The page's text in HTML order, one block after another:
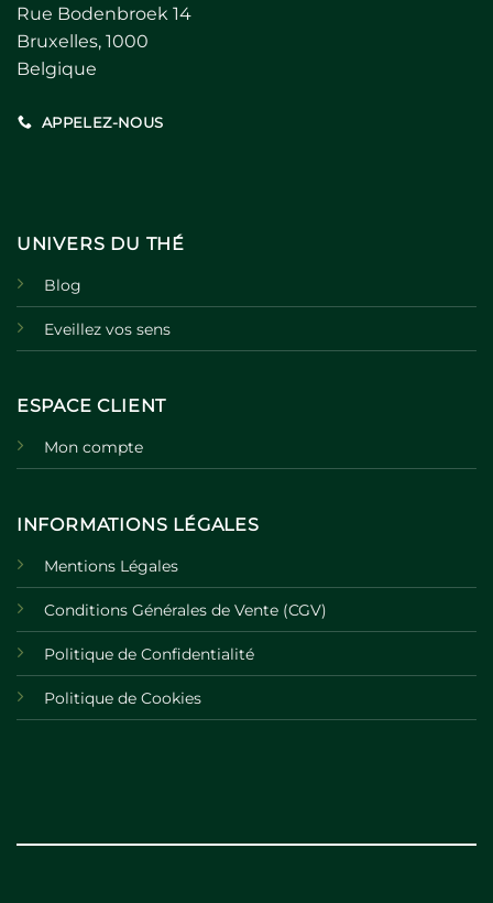
Rue Bodenbroek 14
Bruxelles, 1000
Belgique
APPELEZ-NOUS
UNIVERS DU THÉ
Blog
Eveillez vos sens
ESPACE CLIENT
Mon compte
INFORMATIONS LÉGALES
Mentions Légales
Conditions Générales de Vente (CGV)
Politique de Confidentialité
Politique de Cookies